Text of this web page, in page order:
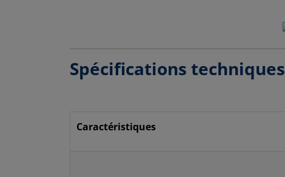
Spécifications techniques
Caractéristiques